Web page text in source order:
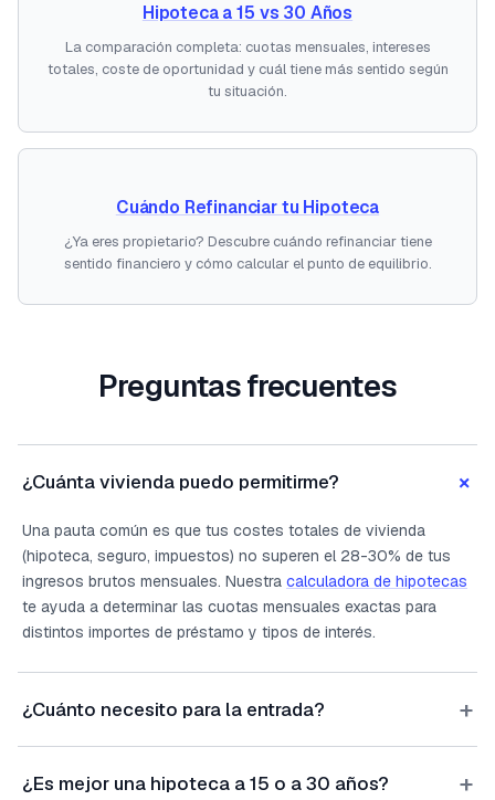
Hipoteca a 15 vs 30 Años
La comparación completa: cuotas mensuales, intereses
totales, coste de oportunidad y cuál tiene más sentido según
tu situación.
Cuándo Refinanciar tu Hipoteca
¿Ya eres propietario? Descubre cuándo refinanciar tiene
sentido financiero y cómo calcular el punto de equilibrio.
Preguntas frecuentes
¿Cuánta vivienda puedo permitirme? +
Una pauta común es que tus costes totales de vivienda
(hipoteca, seguro, impuestos) no superen el 28-30% de tus
ingresos brutos mensuales. Nuestra calculadora de hipotecas
te ayuda a determinar las cuotas mensuales exactas para
distintos importes de préstamo y tipos de interés.
¿Cuánto necesito para la entrada? +
¿Es mejor una hipoteca a 15 o a 30 años? +